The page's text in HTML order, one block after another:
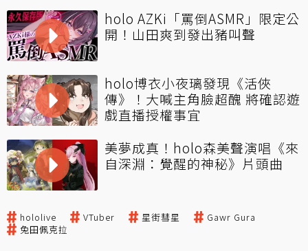
holo AZKi「罵倒ASMR」限定公
開！山田爽到發出豬叫聲
holo博衣小夜璃發現《活俠
傳》！大喊主角臉超醜 將確認遊
戲直播授權事宜
美夢成真！holo森美聲演唱《來
自深淵：覺醒的神秘》片頭曲
hololive VTuber 星街彗星
Gawr Gura
兔田佩克拉